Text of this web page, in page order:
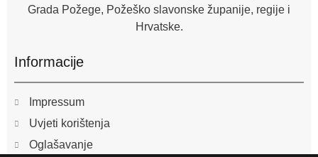
Grada Požege, Požeško slavonske županije, regije i
Hrvatske.
Informacije
Impressum
Uvjeti korištenja
Oglašavanje